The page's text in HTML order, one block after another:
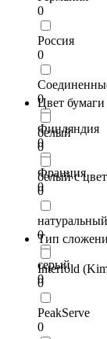
0
Россия
0
0
Финляндия
0
Франция
0
Цвет бумаги
белый
0
белый с
0
натуральный
0
серый
0
Тип
Interfold
0
PeakServe
0